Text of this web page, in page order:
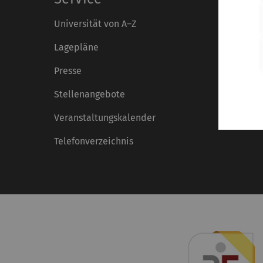
Universität von A–Z
Lagepläne
Presse
Stellenangebote
Veranstaltungskalender
Telefonverzeichnis